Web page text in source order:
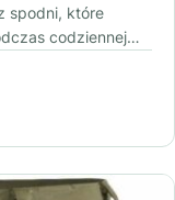
spodni, które
codziennej…